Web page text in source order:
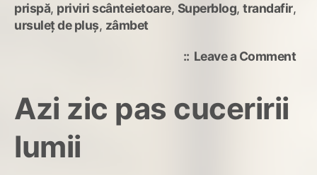
prispă, priviri scânteietoare, Superblog, trandafir,
ursuleț de pluș, zâmbet
Leave a Commenton
Azi zic pas cuceririi
lumii